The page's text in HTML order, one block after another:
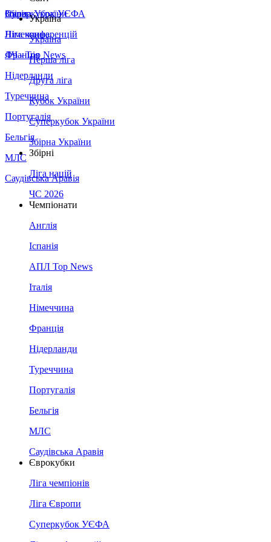
Збірна України
Італія
Німеччина
Франція
Нідерланди
Туреччина
Португалія
Бельгія
МЛС
Саудівська Аравія
Суперкубок УЄФА
Ліга конференцій
ЛЧ - Top News
Україна
Україна
Перша ліга
Друга ліга
Кубок України
Суперкубок України
Збірна України
Збірні
Ліга націй
ЧС 2026
Чемпіонати
Англія
Іспанія
АПЛ Top News
Італія
Німеччина
Франція
Нідерланди
Туреччина
Португалія
Бельгія
МЛС
Саудівська Аравія
Єврокубки
Ліга чемпіонів
Ліга Європи
Суперкубок УЄФА